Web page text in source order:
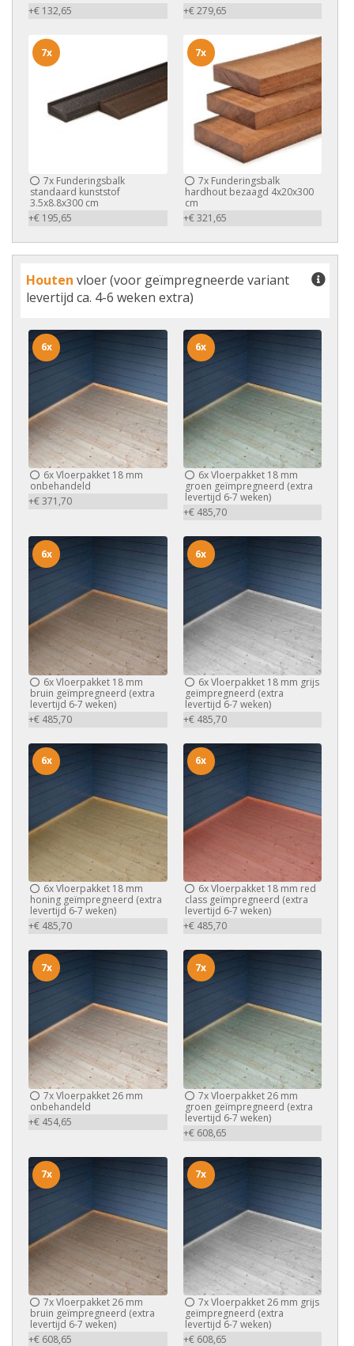
+€ 132,65
+€ 279,65
7x Funderingsbalk
standaard kunststof
3.5x8.8x300 cm
+€ 195,65
7x
7xFunderingsbalk
hardhout bezaagd 4x20x300
cm
+€ 321,65
7x
Houten vloer (voor geïmpregneerde variant
levertijd ca. 4-6 weken extra)
6xVloerpakket 18 mm
onbehandeld
+€ 371,70
6x
6xVloerpakket 18 mm
groen geïmpregneerd (extra
levertijd 6-7 weken)
+€ 485,70
6x
6xVloerpakket 18 mm
bruin geïmpregneerd (extra
levertijd 6-7 weken)
+€ 485,70
6x
6xVloerpakket 18 mm grijs
geïmpregneerd (extra
levertijd 6-7 weken)
+€ 485,70
6x
6xVloerpakket 18 mm
honing geïmpregneerd (extra
levertijd 6-7 weken)
+€ 485,70
6x
6xVloerpakket 18 mm red
class geïmpregneerd (extra
levertijd 6-7 weken)
+€ 485,70
6x
7xVloerpakket 26 mm
onbehandeld
+€ 454,65
7x
7xVloerpakket 26 mm
groen geïmpregneerd (extra
levertijd 6-7 weken)
+€ 608,65
7x
7xVloerpakket 26 mm
bruin geïmpregneerd (extra
levertijd 6-7 weken)
+€ 608,65
7x
7xVloerpakket 26 mm grijs
geïmpregneerd (extra
levertijd 6-7 weken)
+€ 608,65
7x